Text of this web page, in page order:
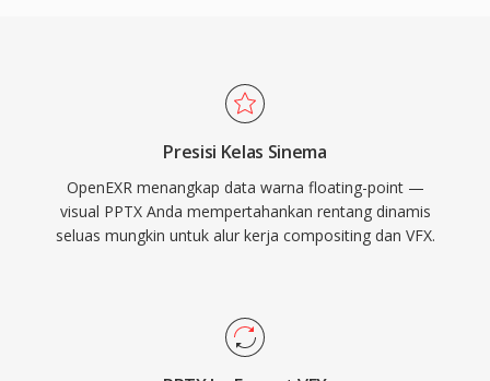
Presisi Kelas Sinema
OpenEXR menangkap data warna floating-point —
visual PPTX Anda mempertahankan rentang dinamis
seluas mungkin untuk alur kerja compositing dan VFX.